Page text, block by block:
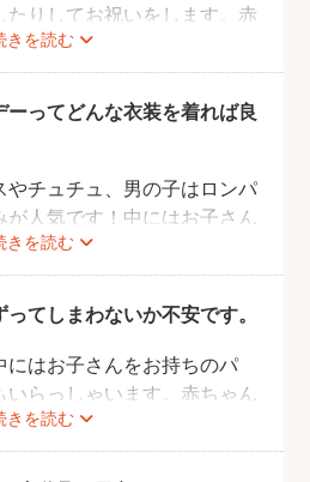
きを読む
たりしてお祝いをします。赤
が食べられないため、最近で
てた離乳食なども人気です。
撮影の場合、お部屋の一角を
うに飾りつけるとよりおしゃ
ますよ♩
ーってどんな衣装を着れば良
きを読む
やチュチュ、男の子はロンパ
が人気です！中にはお子さん
れるように、あえて1歳児が
きめのお洋服で撮影する方も
す。
ヘアバンドなど飾りがある
出るのでおすすめですよ。
てしまわないか不安です。
きを読む
にはお子さんをお持ちのパ
いらっしゃいます。赤ちゃん
手なので、写真撮影が不安の
ラマンにご相談してみてくだ